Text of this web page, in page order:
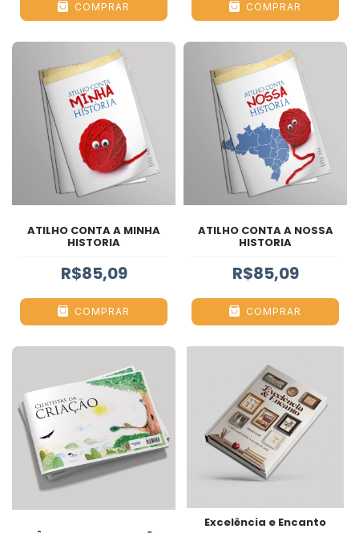
COMPRAR COMPRAR
ATILHO CONTA A MINHA
HISTORIA
R$85,09
COMPRAR
ATILHO CONTA A NOSSA
HISTORIA
R$85,09
COMPRAR
Excelência e Encanto